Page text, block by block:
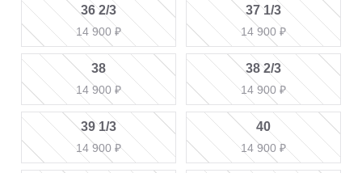
36 2/3
14 900 ₽
37 1/3
14 900 ₽
38
14 900 ₽
38 2/3
14 900 ₽
39 1/3
14 900 ₽
40
14 900 ₽